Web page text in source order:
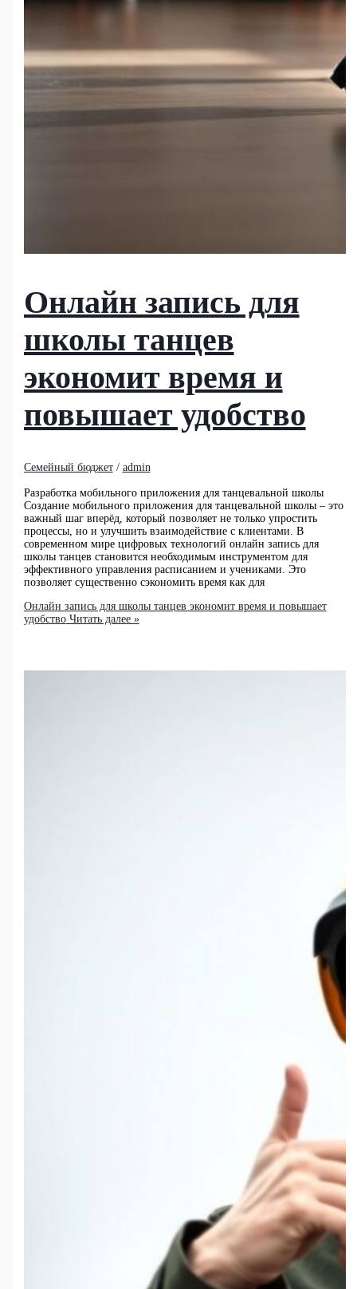
Онлайн запись для
школы танцев
экономит время и
повышает удобство
Семейный бюджет/ admin
Разработка мобильного приложения для танцевальной школы
Создание мобильного приложения для танцевальной школы – это
важный шаг вперёд, который позволяет не только упростить
процессы, но и улучшить взаимодействие с клиентами. В
современном мире цифровых технологий онлайн запись для
школы танцев становится необходимым инструментом для
эффективного управления расписанием и учениками. Это
позволяет существенно сэкономить время как для
Онлайн запись для школы танцев экономит время и повышает
удобствоЧитать далее »